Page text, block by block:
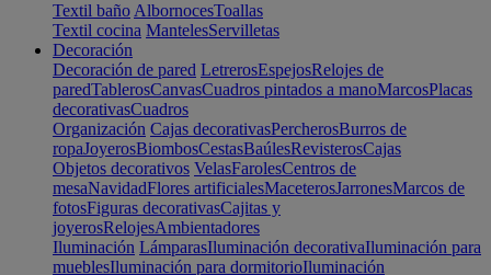
Textil baño AlbornocesToallas
Textil cocina MantelesServilletas
Decoración
Decoración de pared LetrerosEspejosRelojes de
paredTablerosCanvasCuadros pintados a manoMarcosPlacas
decorativasCuadros
Organización Cajas decorativasPercherosBurros de
ropaJoyerosBiombosCestasBaúlesRevisterosCajas
Objetos decorativos VelasFarolesCentros de
mesaNavidadFlores artificialesMaceterosJarronesMarcos de
fotosFiguras decorativasCajitas y
joyerosRelojesAmbientadores
Iluminación LámparasIluminación decorativaIluminación para
mueblesIluminación para dormitorioIluminación